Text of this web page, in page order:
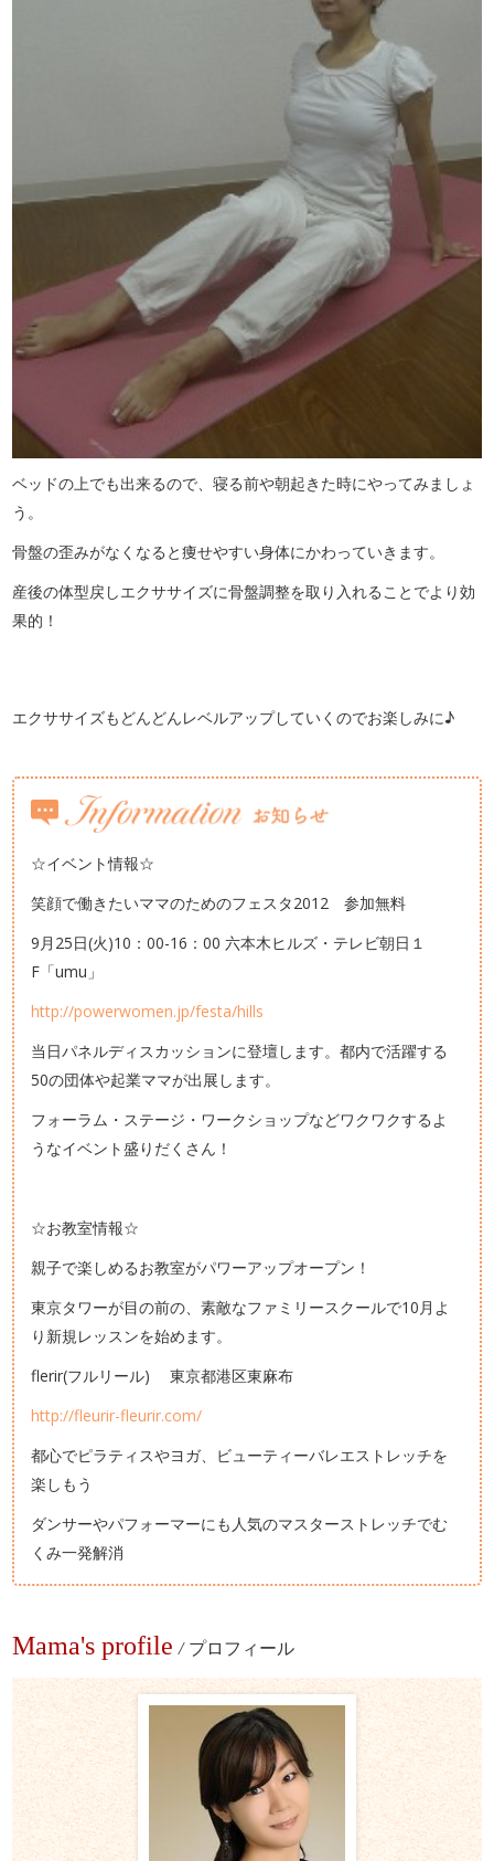
ベッドの上でも出来るので、寝る前や朝起きた時にやってみましょ
う。
骨盤の歪みがなくなると痩せやすい身体にかわっていきます。
産後の体型戻しエクササイズに骨盤調整を取り入れることでより効
果的！
エクササイズもどんどんレベルアップしていくのでお楽しみに♪
☆イベント情報☆
笑顔で働きたいママのためのフェスタ2012 参加無料
9月25日(火)10：00-16：00 六本木ヒルズ・テレビ朝日１
F「umu」
http://powerwomen.jp/festa/hills
当日パネルディスカッションに登壇します。都内で活躍する
50の団体や起業ママが出展します。
フォーラム・ステージ・ワークショップなどワクワクするよ
うなイベント盛りだくさん！
☆お教室情報☆
親子で楽しめるお教室がパワーアップオープン！
東京タワーが目の前の、素敵なファミリースクールで10月よ
り新規レッスンを始めます。
flerir(フルリール) 東京都港区東麻布
http://fleurir-fleurir.com/
都心でピラティスやヨガ、ビューティーバレエストレッチを
楽しもう
ダンサーやパフォーマーにも人気のマスターストレッチでむ
くみ一発解消
Mama's profile / プロフィール